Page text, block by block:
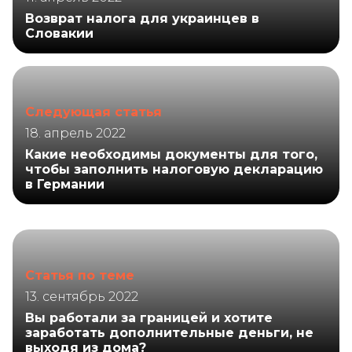
Возврат налога для украинцев в
Словакии
Следующая статья
18. апрель 2022
Какие необходимы документы для того,
чтобы заполнить налоговую декларацию
в Германии
Статья по теме
13. сентябрь 2022
Вы работали за границей и хотите
заработать дополнительные деньги, не
выходя из дома?